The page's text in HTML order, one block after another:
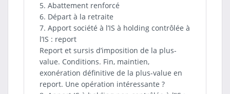
5. Abattement renforcé
6. Départ à la retraite
7. Apport société à l’IS à holding contrôlée à
l’IS : report
Report et sursis d’imposition de la plus-
value. Conditions. Fin, maintien,
exonération définitive de la plus-value en
report. Une opération intéressante ?